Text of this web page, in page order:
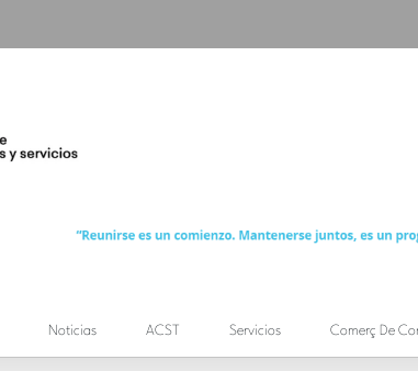
Noticias ACST Servicios Comerç De